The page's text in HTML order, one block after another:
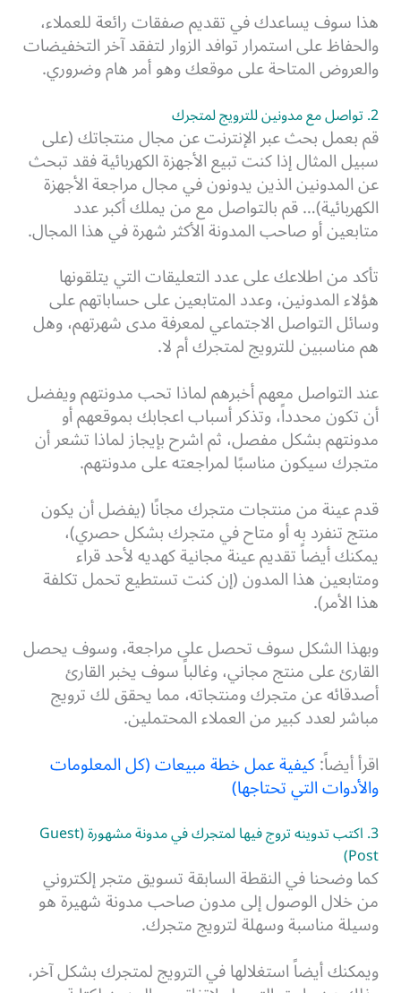
هذا سوف يساعدك في تقديم صفقات رائعة للعملاء،
والحفاظ على استمرار توافد الزوار لتفقد آخر التخفيضات
والعروض المتاحة على موقعك وهو أمر هام وضروري.
2. تواصل مع مدونين للترويج لمتجرك
قم بعمل بحث عبر الإنترنت عن مجال منتجاتك (على
سبيل المثال إذا كنت تبيع الأجهزة الكهربائية فقد تبحث
عن المدونين الذين يدونون في مجال مراجعة الأجهزة
الكهربائية)… قم بالتواصل مع من يملك أكبر عدد
متابعين أو صاحب المدونة الأكثر شهرة في هذا المجال.
تأكد من اطلاعك على عدد التعليقات التي يتلقونها
هؤلاء المدونين، وعدد المتابعين على حساباتهم على
وسائل التواصل الاجتماعي لمعرفة مدى شهرتهم، وهل
هم مناسبين للترويج لمتجرك أم لا.
عند التواصل معهم أخبرهم لماذا تحب مدونتهم ويفضل
أن تكون محدداً، وتذكر أسباب اعجابك بموقعهم أو
مدونتهم بشكل مفصل، ثم اشرح بإيجاز لماذا تشعر أن
متجرك سيكون مناسبًا لمراجعته على مدونتهم.
قدم عينة من منتجات متجرك مجانًا (يفضل أن يكون
منتج تنفرد به أو متاح في متجرك بشكل حصري)،
يمكنك أيضاً تقديم عينة مجانية كهديه لأحد قراء
ومتابعين هذا المدون (إن كنت تستطيع تحمل تكلفة
هذا الأمر).
وبهذا الشكل سوف تحصل على مراجعة، وسوف يحصل
القارئ على منتج مجاني، وغالباً سوف يخبر القارئ
أصدقائه عن متجرك ومنتجاته، مما يحقق لك ترويج
مباشر لعدد كبير من العملاء المحتملين.
اقرأ أيضاً:كيفية عمل خطة مبيعات (كل المعلومات
والأدوات التي تحتاجها)
3. اكتب تدوينه تروج فيها لمتجرك في مدونة مشهورة (Guest
Post)
كما وضحنا في النقطة السابقة تسويق متجر إلكتروني
من خلال الوصول إلى مدون صاحب مدونة شهيرة هو
وسيلة مناسبة وسهلة لترويج متجرك.
ويمكنك أيضاً استغلالها في الترويج لمتجرك بشكل آخر،